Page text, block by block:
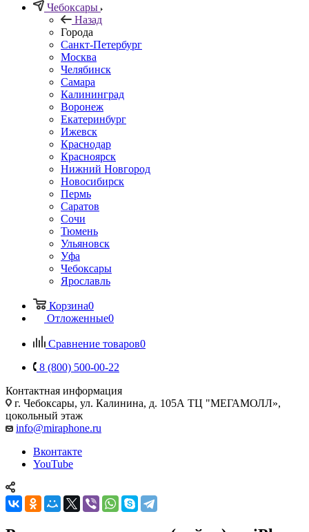
Чебоксары
Назад
Города
Санкт-Петербург
Москва
Челябинск
Самара
Калининград
Воронеж
Екатеринбург
Ижевск
Краснодар
Красноярск
Нижний Новгород
Новосибирск
Пермь
Саратов
Сочи
Тюмень
Ульяновск
Уфа
Чебоксары
Ярославль
Корзина0
Отложенные0
Сравнение товаров0
8 (800) 500-00-22
Контактная информация
г. Чебоксары, ул. Калинина, д. 105А ТЦ "МЕГАМОЛЛ»,
цокольный этаж
info@miraphone.ru
Вконтакте
YouTube